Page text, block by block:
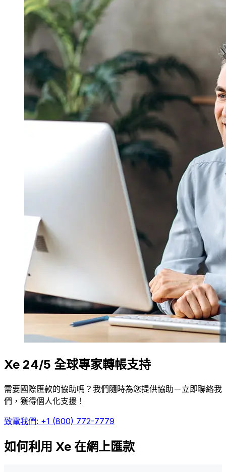
Xe 24/5 全球專家轉帳支持
需要國際匯款的協助嗎？我們隨時為您提供協助－立即聯絡我
們，獲得個人化支援！
致電我們: +1 (800) 772-7779
如何利用 Xe 在網上匯款